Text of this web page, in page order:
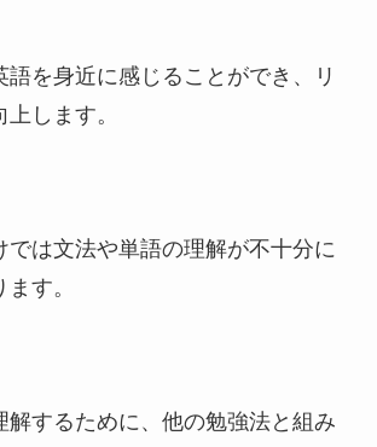
語を身近に感じることができ、リ
します。
では文法や単語の理解が不十分に
す。
解するために、他の勉強法と組み